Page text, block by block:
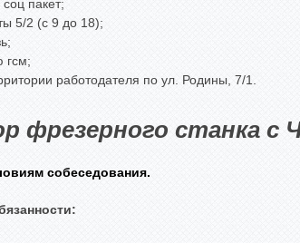
пакет;
5/2 (c 9 до 18);
гсм;
работодателя по ул. Родины, 7/1.
фрезерного станка с
собеседования.